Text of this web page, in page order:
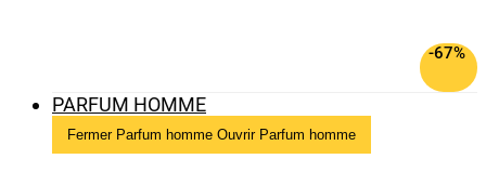
-67%
PARFUM HOMME
Fermer Parfum homme Ouvrir Parfum homme